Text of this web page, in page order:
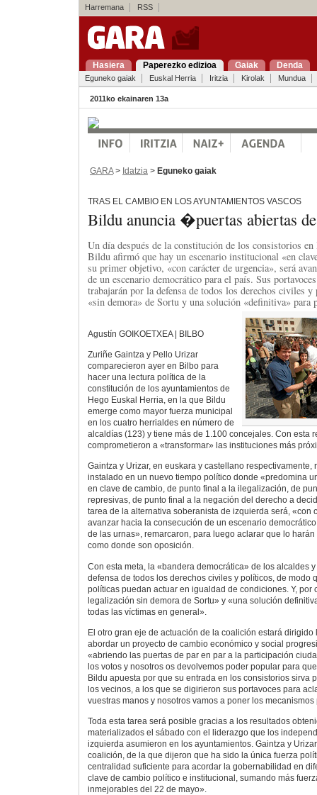
Harremana RSS
Hasiera Paperezko edizioa Gaiak Denda
Eguneko gaiak Euskal Herria Iritzia Kirolak Mundua
2011ko ekainaren 13a
GARA> Idatzia > Eguneko gaiak
TRAS EL CAMBIO EN LOS AYUNTAMIENTOS VASCOS
Bildu anuncia �puertas abiertas
Un día después de la constitución de los consistorios
Bildu afirmó que hay un escenario institucional «en
su primer objetivo, «con carácter de urgencia», será
de un escenario democrático para el país. Sus
trabajarán por la defensa de todos los derechos civiles
«sin demora» de Sortu y una solución «definitiva» para
Agustín GOIKOETXEA | BILBO
Zuriñe Gaintza y Pello Urizar
comparecieron ayer en Bilbo para
hacer una lectura política de la
constitución de los ayuntamientos de
Hego Euskal Herria, en la que Bildu
emerge como mayor fuerza municipal
en los cuatro herrialdes en número de
alcaldías (123) y tiene más de 1.100 concejales. Con esta
comprometieron a «transformar» las instituciones más
Gaintza y Urizar, en euskara y castellano respectivamente,
instalado en un nuevo tiempo político donde «predomina
en clave de cambio, de punto final a la ilegalización, de
represivas, de punto final a la negación del derecho a
tarea de la alternativa soberanista de izquierda será, «con
avanzar hacia la consecución de un escenario
de las urnas», remarcaron, para luego aclarar que lo
como donde son oposición.
Con esta meta, la «bandera democrática» de los alcaldes
defensa de todos los derechos civiles y políticos, de modo
políticas puedan actuar en igualdad de condiciones. Y, por
legalización sin demora de Sortu» y «una solución
todas las víctimas en general».
El otro gran eje de actuación de la coalición estará dirigido
abordar un proyecto de cambio económico y social
«abriendo las puertas de par en par a la participación
los votos y nosotros os devolvemos poder popular para
Bildu apuesta por que su entrada en los consistorios sirva
los vecinos, a los que se digirieron sus portavoces para
vuestras manos y nosotros vamos a poner los
Toda esta tarea será posible gracias a los resultados
materializados el sábado con el liderazgo que los
izquierda asumieron en los ayuntamientos. Gaintza y
coalición, de la que dijeron que ha sido la única fuerza
centralidad suficiente para acordar la gobernabilidad en
clave de cambio político e institucional, sumando más
inmejorables del 22 de mayo».